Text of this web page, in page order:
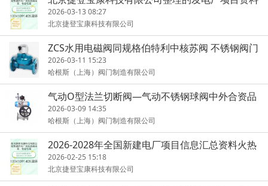
准确率高
2026-03-13 08:27
北京捷登宝康科技有限公司
ZCS水用电磁阀同规格伯特利中核苏阀 不锈钢阀门
2026-03-11 15:23
哈根斯（上海）阀门制造有限公司
气动O型法兰切断阀—气动不锈钢球阀中外合资品
牌
2026-03-09 14:35
哈根斯（上海）阀门制造有限公司
2026-2028年全国新建电厂项目信息汇总资料火热
订购中
2026-02-25 15:18
北京捷登宝康科技有限公司